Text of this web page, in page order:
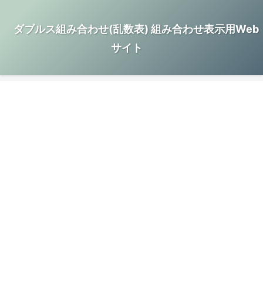
ダブルス組み合わせ(乱数表) 組み合わせ表示用Web
サイト